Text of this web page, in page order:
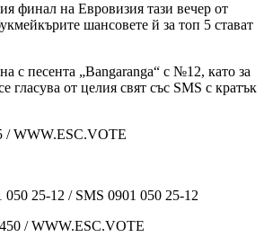
финал на Евровизия тази вечер от
шансовете й за топ 5 стават
с песента „Bangaranga“ с №12, като за
гласува от целия свят със SMS с кратък
/ WWW.ESC.VOTE
25-12 / SMS 0901 050 25-12
/ WWW.ESC.VOTE